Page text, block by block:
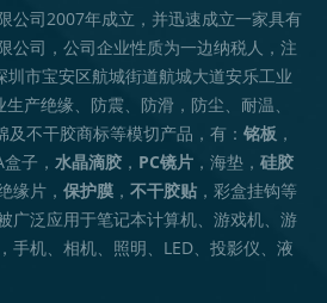
公司2007年成立，并迅速成立一家具有
公司，公司企业性质为一边纳税人，注
市宝安区航城街道航城大道安乐工业
产绝缘、防震、防滑，防尘、耐温、
及不干胶商标等模切产品，有：铭板 ，
子， 水晶滴胶 ， PC镜片 ，海垫，硅胶
缘片，保护膜 ，不干胶贴 ，彩盒挂钩等
广泛应用于笔记本计算机、游戏机、游
手机、相机、照明、LED、投影仪、液